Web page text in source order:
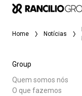
Home Notícias
Group
Quem somos nós
O que fazemos